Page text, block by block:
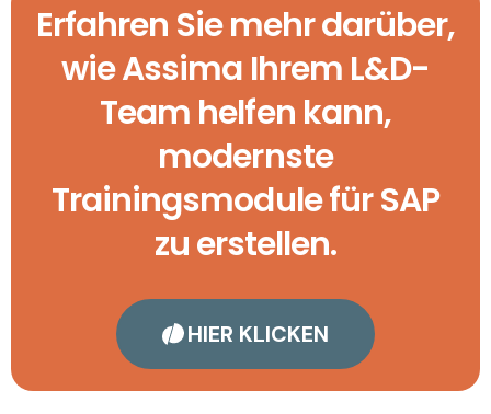
Erfahren Sie mehr darüber,
wie Assima Ihrem L&D-
Team helfen kann,
modernste
Trainingsmodule für SAP
zu erstellen.
HIER KLICKEN